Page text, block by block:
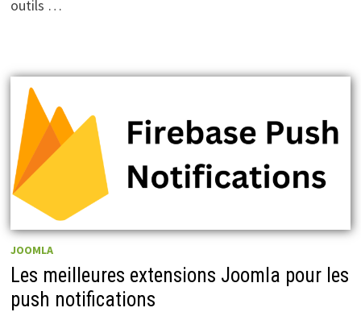
outils …
JOOMLA
Les meilleures extensions Joomla pour les
push notifications